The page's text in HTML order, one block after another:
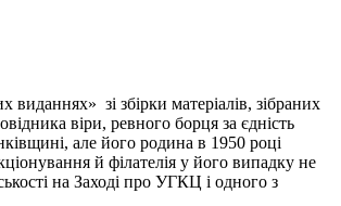
зі збірки матеріалів, зібраних
віри, ревного борця за єдність
але його родина в 1950 році
й філателія у його випадку не
на Заході про УГКЦ і одного з